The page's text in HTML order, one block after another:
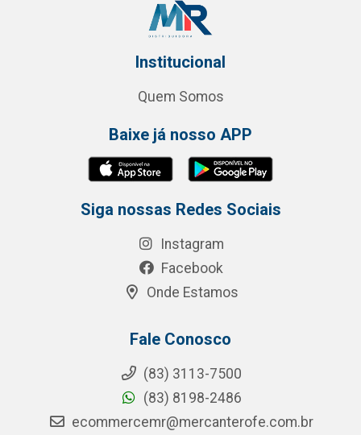
Institucional
Quem Somos
Baixe já nosso APP
Siga nossas Redes Sociais
Instagram
Facebook
Onde Estamos
Fale Conosco
(83) 3113-7500
(83) 8198-2486
ecommercemr@mercanterofe.com.br